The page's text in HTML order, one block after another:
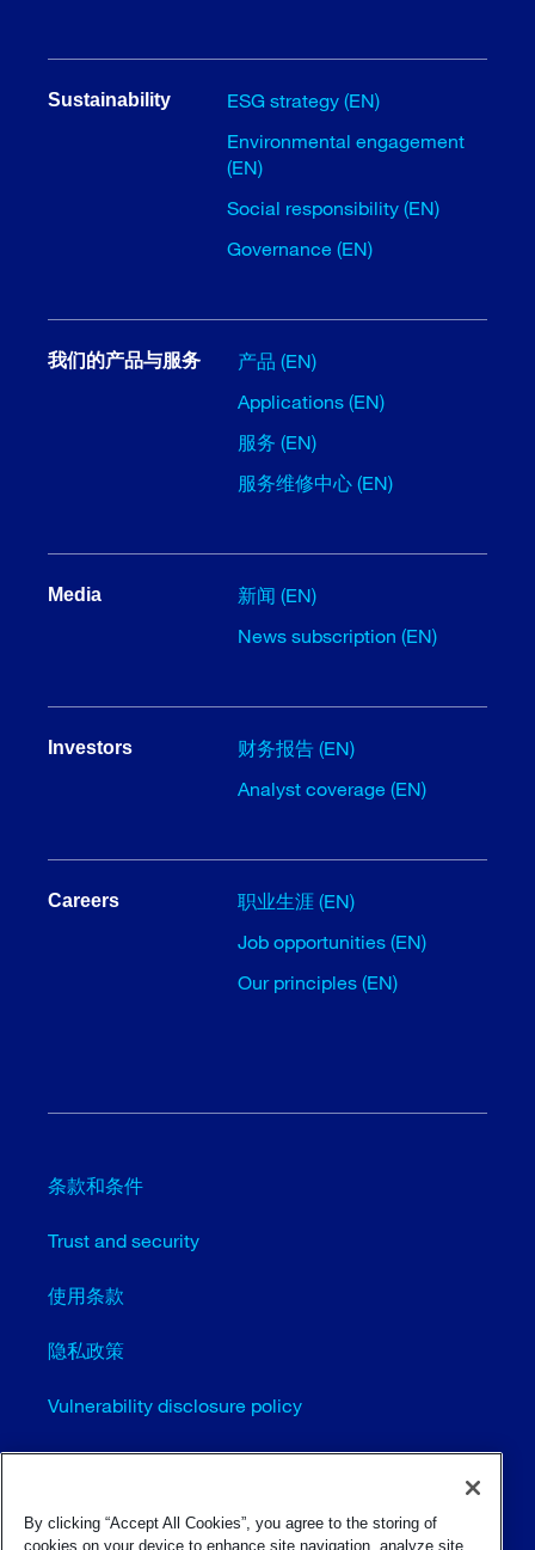
Sustainability
ESG strategy (EN)
Environmental engagement
(EN)
Social responsibility (EN)
Governance (EN)
我们的产品与服务
产品 (EN)
Applications (EN)
服务 (EN)
服务维修中心 (EN)
Media
新闻 (EN)
News subscription (EN)
Investors
财务报告 (EN)
Analyst coverage (EN)
Careers
职业生涯 (EN)
Job opportunities (EN)
Our principles (EN)
条款和条件
Trust and security
使用条款
隐私政策
Vulnerability disclosure policy
Cookie settings (EN)
站点地图
By clicking “Accept All Cookies”, you agree to the storing of
cookies on your device to enhance site navigation, analyze site